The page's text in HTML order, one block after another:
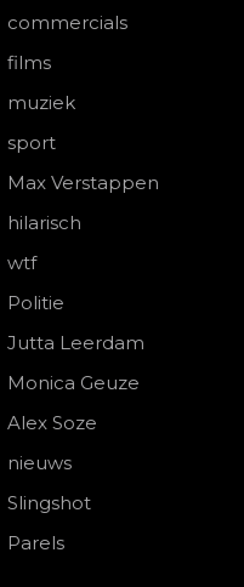
commercials
films
muziek
sport
Max Verstappen
hilarisch
wtf
Politie
Jutta Leerdam
Monica Geuze
Alex Soze
nieuws
Slingshot
Parels